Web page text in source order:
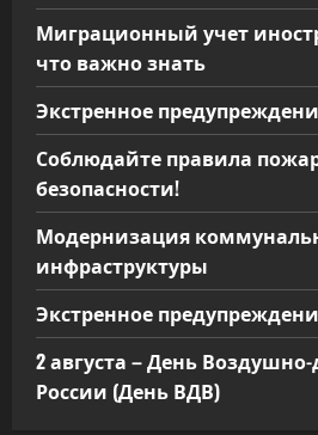
Миграционный учет
что важно знать
Экстренное
Соблюдайте правила
безопасности!
Модернизация
инфраструктуры
Экстренное
2 августа – День
России (День ВДВ)